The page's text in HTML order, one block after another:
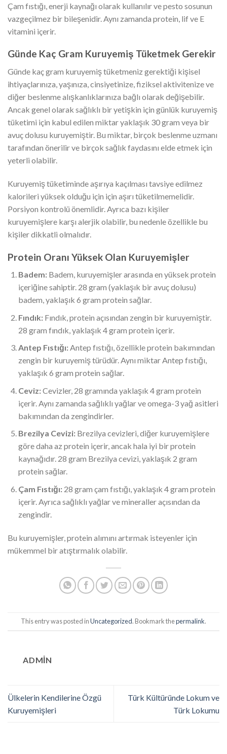
Çam fıstığı, enerji kaynağı olarak kullanılır ve pesto sosunun
vazgeçilmez bir bileşenidir. Aynı zamanda protein, lif ve E
vitamini içerir.
Günde Kaç Gram Kuruyemiş Tüketmek Gerekir
Günde kaç gram kuruyemiş tüketmeniz gerektiği kişisel
ihtiyaçlarınıza, yaşınıza, cinsiyetinize, fiziksel aktivitenize ve
diğer beslenme alışkanlıklarınıza bağlı olarak değişebilir.
Ancak genel olarak sağlıklı bir yetişkin için günlük kuruyemiş
tüketimi için kabul edilen miktar yaklaşık 30 gram veya bir
avuç dolusu kuruyemiştir. Bu miktar, birçok beslenme uzmanı
tarafından önerilir ve birçok sağlık faydasını elde etmek için
yeterli olabilir.
Kuruyemiş tüketiminde aşırıya kaçılması tavsiye edilmez
kalorileri yüksek olduğu için için aşırı tüketilmemelidir.
Porsiyon kontrolü önemlidir. Ayrıca bazı kişiler
kuruyemişlere karşı alerjik olabilir, bu nedenle özellikle bu
kişiler dikkatli olmalıdır.
Protein Oranı Yüksek Olan Kuruyemişler
Badem:Badem, kuruyemişler arasında en yüksek protein
içeriğine sahiptir. 28 gram (yaklaşık bir avuç dolusu)
badem, yaklaşık 6 gram protein sağlar.
Fındık:Fındık, protein açısından zengin bir kuruyemiştir.
28 gram fındık, yaklaşık 4 gram protein içerir.
Antep Fıstığı:Antep fıstığı, özellikle protein bakımından
zengin bir kuruyemiş türüdür. Aynı miktar Antep fıstığı,
yaklaşık 6 gram protein sağlar.
Ceviz:Cevizler, 28 gramında yaklaşık 4 gram protein
içerir. Aynı zamanda sağlıklı yağlar ve omega-3 yağ asitleri
bakımından da zengindirler.
Brezilya Cevizi:Brezilya cevizleri, diğer kuruyemişlere
göre daha az protein içerir, ancak hala iyi bir protein
kaynağıdır. 28 gram Brezilya cevizi, yaklaşık 2 gram
protein sağlar.
Çam Fıstığı:28 gram çam fıstığı, yaklaşık 4 gram protein
içerir. Ayrıca sağlıklı yağlar ve mineraller açısından da
zengindir.
Bu kuruyemişler, protein alımını artırmak isteyenler için
mükemmel bir atıştırmalık olabilir.
This entry was posted inUncategorized. Bookmark thepermalink.
ADMIN
Ülkelerin Kendilerine Özgü
Kuruyemişleri
Türk Kültüründe Lokum ve
Türk Lokumu